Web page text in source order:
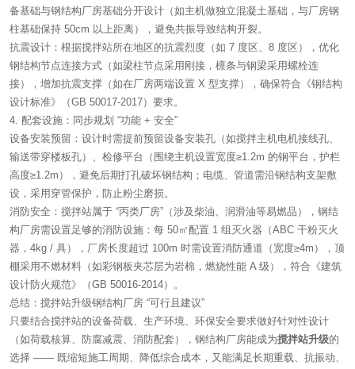
备基础与钢结构厂房基础分开设计（如主机做独立混凝土基础，与厂房钢
柱基础保持 50cm 以上距离），避免共振导致结构开裂。
抗震设计：根据搅拌站所在地区的抗震烈度（如 7 度区、8 度区），优化
钢结构节点连接方式（如梁柱节点采用刚接，檩条与钢梁采用螺栓连
接），增加抗震支撑（如在厂房两端设置 X 型支撑），确保符合《钢结构
设计标准》（GB 50017-2017）要求。
4. 配套设施：同步规划 “功能 + 安全”
设备安装预留：设计时需提前预留设备安装孔（如搅拌主机电机接线孔、
输送带穿楼板孔）、检修平台（围绕主机设置宽度≥1.2m 的钢平台，护栏
高度≥1.2m），避免后期打孔破坏钢结构；电缆、管道需沿钢结构支架敷
设，采用穿管保护，防止粉尘磨损。
消防安全：搅拌站属于 “丙类厂房”（涉及柴油、润滑油等易燃品），钢结
构厂房需设置足够的消防设施：每 50㎡配置 1 组灭火器（ABC 干粉灭火
器，4kg / 具），厂房长度超过 100m 时需设置消防通道（宽度≥4m），顶
棚采用不燃材料（如彩钢板夹芯层为岩棉，燃烧性能 A 级），符合《建筑
设计防火规范》（GB 50016-2014）。
总结：搅拌站升级钢结构厂房 “可行且建议”
只要结合搅拌站的设备荷载、生产环境、环保安全要求做好针对性设计
（如荷载核算、防腐减震、消防配套），钢结构厂房能成为搅拌站升级的
选择 —— 既缩短施工周期、降低综合成本，又能满足长期重载、抗振动、